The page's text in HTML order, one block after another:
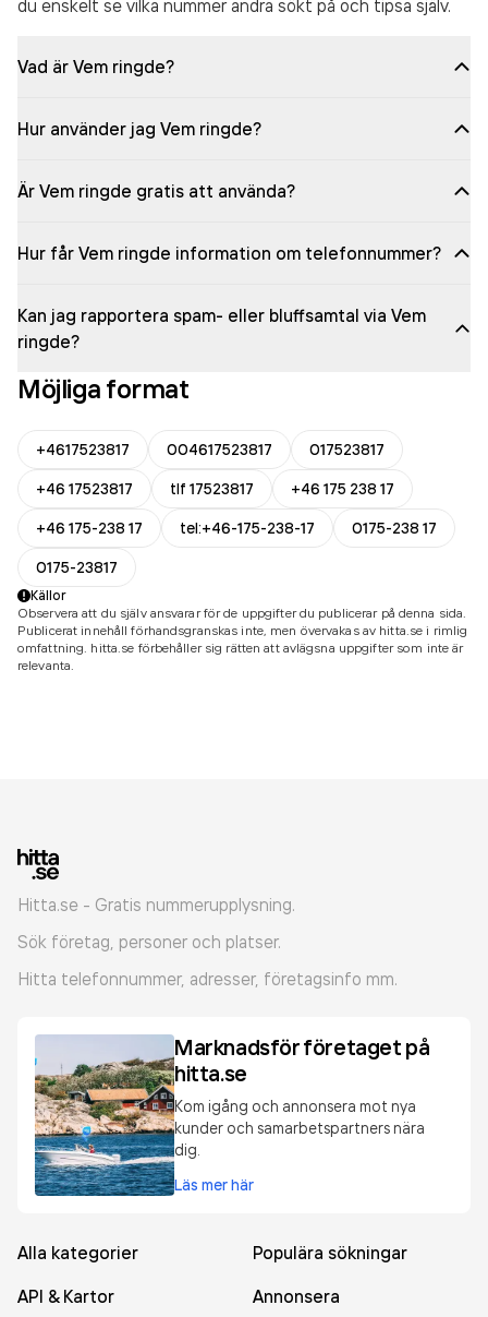
du enskelt se vilka nummer andra sökt på och tipsa själv.
Vad är Vem ringde?
Hur använder jag Vem ringde?
Är Vem ringde gratis att använda?
Hur får Vem ringde information om telefonnummer?
Kan jag rapportera spam- eller bluffsamtal via Vem
ringde?
Möjliga format
+4617523817 004617523817
017523817
+46 17523817
tlf 17523817
+46 175 238 17
+46 175-238 17
tel:+46-175-238-17
0175-238 17
0175-23817
Källor
Observera att du själv ansvarar för de uppgifter du publicerar på denna sida.
Publicerat innehåll förhandsgranskas inte, men övervakas av hitta.se i rimlig
omfattning. hitta.se förbehåller sig rätten att avlägsna uppgifter som inte är
relevanta.
Hitta.se - Gratis nummerupplysning.
Sök företag, personer och platser.
Hitta telefonnummer, adresser, företagsinfo mm.
Marknadsför företaget på
hitta.se
Kom igång och annonsera mot nya
kunder och samarbetspartners nära
dig.
Läs mer här
Alla kategorier
Populära sökningar
API & Kartor
Annonsera